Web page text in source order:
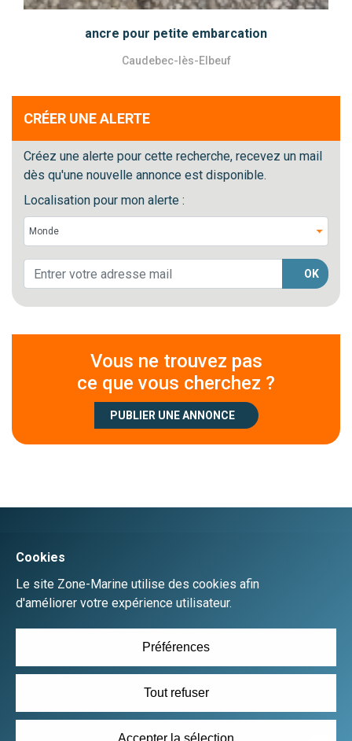
ancre pour petite embarcation
Caudebec-lès-Elbeuf
CRÉER UNE ALERTE
Créez une alerte pour cette recherche, recevez un mail
dès qu'une nouvelle annonce est disponible.
Localisation pour mon alerte :
OK
Vous ne trouvez pas
ce que vous cherchez ?
PUBLIER UNE ANNONCE
Créer un compte
Se connecter
Déposer une annonce gratuitement
CGU